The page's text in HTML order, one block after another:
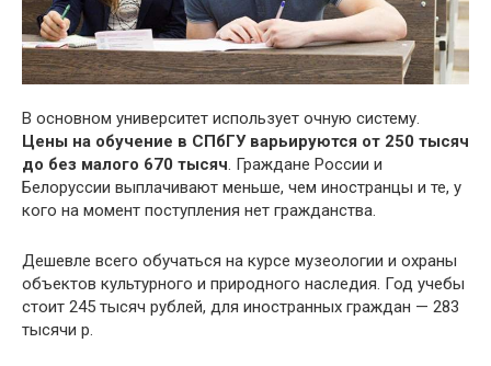
В основном университет использует очную систему.
Цены на обучение в СПбГУ варьируются от 250 тысяч
до без малого 670 тысяч. Граждане России и
Белоруссии выплачивают меньше, чем иностранцы и те, у
кого на момент поступления нет гражданства.
Дешевле всего обучаться на курсе музеологии и охраны
объектов культурного и природного наследия. Год учебы
стоит 245 тысяч рублей, для иностранных граждан — 283
тысячи р.